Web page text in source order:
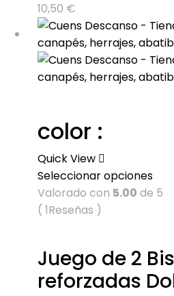
10,50 €
color :
Quick View
Seleccionar opciones
Valorado con 5.00 de 5
( 1Reseñas )
Juego de 2
reforzadas